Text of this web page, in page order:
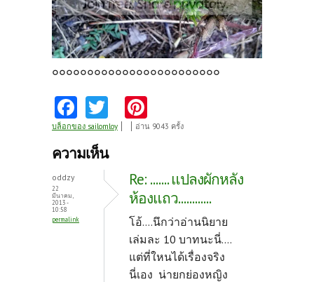
๐๐๐๐๐๐๐๐๐๐๐๐๐๐๐๐๐๐๐๐๐๐๐๐
Fa
ce
b
k
w
itt
nt
t
บล็อกของ sailomloy อ่าน 9043 ครั้ง
ความเห็น
oddzy
22
มีนาคม,
2013 -
10:58
permalink
Re: ....... แปลงผักหลัง
ห้องแถว............
โอ้....นึกว่าอ่านนิยาย
เล่มละ 10 บาทนะนี่....
แต่ที่ใหนได้เรื่องจริง
นี่เอง น่ายกย่องหญิง